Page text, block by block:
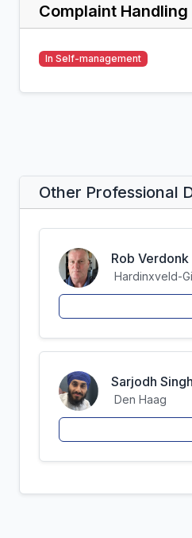
Complaint Handling
In Self-management
Other Professional
Rob Verdonk
Hardinxveld-
Sarjodh Singh
Den Haag